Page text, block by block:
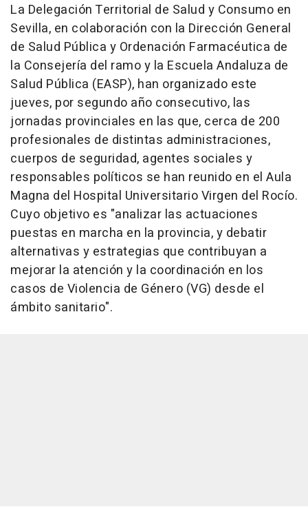
La Delegación Territorial de Salud y Consumo en
Sevilla, en colaboración con la Dirección General
de Salud Pública y Ordenación Farmacéutica de
la Consejería del ramo y la Escuela Andaluza de
Salud Pública (EASP), han organizado este
jueves, por segundo año consecutivo, las
jornadas provinciales en las que, cerca de 200
profesionales de distintas administraciones,
cuerpos de seguridad, agentes sociales y
responsables políticos se han reunido en el Aula
Magna del Hospital Universitario Virgen del Rocío.
Cuyo objetivo es "analizar las actuaciones
puestas en marcha en la provincia, y debatir
alternativas y estrategias que contribuyan a
mejorar la atención y la coordinación en los
casos de Violencia de Género (VG) desde el
ámbito sanitario".